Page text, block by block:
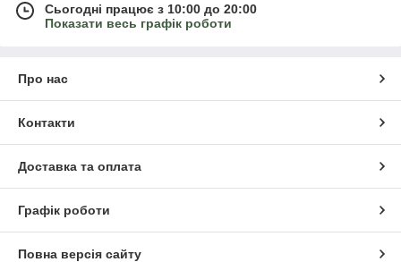
Сьогодні працює з 10:00 до 20:00
Показати весь графік роботи
Про нас
Контакти
Доставка та оплата
Графік роботи
Повна версія сайту